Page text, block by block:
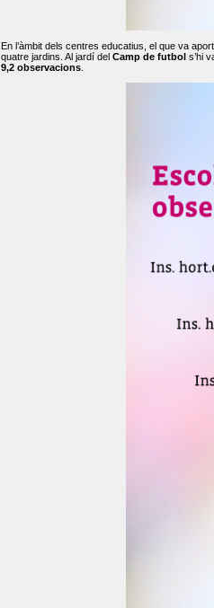
En l’àmbit dels centres educatius, el que va
quatre jardins. Al jardí del Camp de futbol s’hi
9,2 observacions